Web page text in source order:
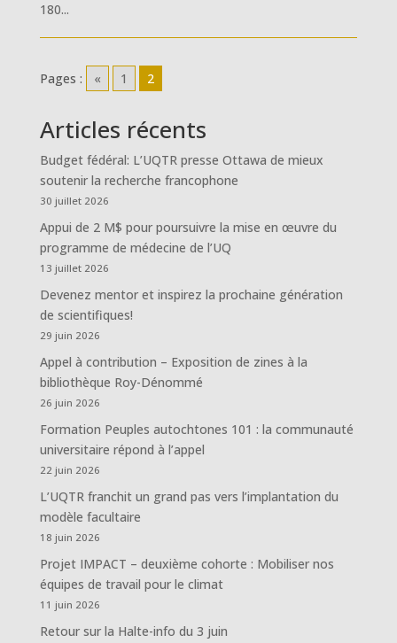
180...
Pages : « 1 2
Articles récents
Budget fédéral: L’UQTR presse Ottawa de mieux
soutenir la recherche francophone
30 juillet 2026
Appui de 2 M$ pour poursuivre la mise en œuvre du
programme de médecine de l’UQ
13 juillet 2026
Devenez mentor et inspirez la prochaine génération
de scientifiques!
29 juin 2026
Appel à contribution – Exposition de zines à la
bibliothèque Roy-Dénommé
26 juin 2026
Formation Peuples autochtones 101 : la communauté
universitaire répond à l’appel
22 juin 2026
L’UQTR franchit un grand pas vers l’implantation du
modèle facultaire
18 juin 2026
Projet IMPACT – deuxième cohorte : Mobiliser nos
équipes de travail pour le climat
11 juin 2026
Retour sur la Halte-info du 3 juin